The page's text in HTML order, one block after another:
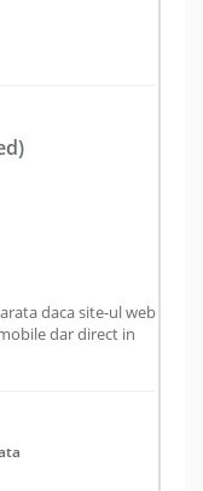
daca site-ul web
dar direct in